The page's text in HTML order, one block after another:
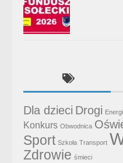
Dla dzieci Drogi
Konkurs Obwodnica
Sport Szkoła Transport
Zdrowie śmieci